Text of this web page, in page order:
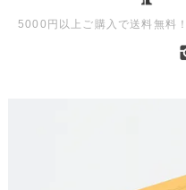
5000円以上ご購入で送料無料！